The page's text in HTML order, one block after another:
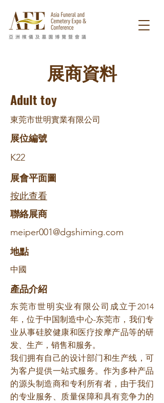
展商資料
Adult toy
東莞市世明實業有限公司
展位編號
K22
展會平面圖
按此查看
​聯絡展商
meiper001@dgshiming.com
​地點
中國
​產品介紹
东莞市世明实业有限公司成立于2014
年，位于中国制造中心-东莞市，我们专
业从事硅胶健康和医疗按摩产品等的研
发、生产，销售和服务。
我们拥有自己的设计部门和生产线，可
为客户提供一站式服务。作为多种产品
的源头制造商和专利所有者，由于我们
的专业服务、质量保障和具有竞争力的